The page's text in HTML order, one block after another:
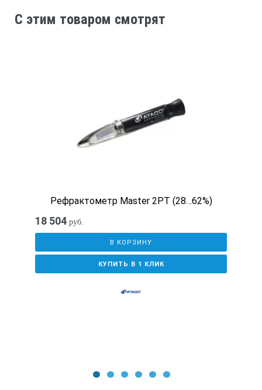
C этим товаром смотрят
Рефрактометр Master 2PT (28…62%)
18 504 руб.
В КОРЗИНУ
КУПИТЬ В 1 КЛИК